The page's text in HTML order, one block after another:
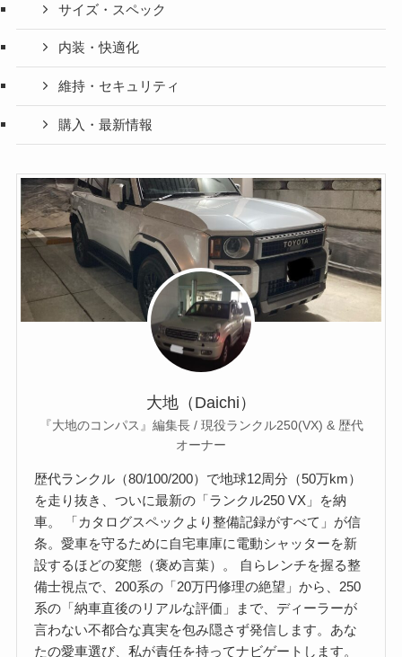
サイズ・スペック
内装・快適化
維持・セキュリティ
購入・最新情報
大地（Daichi）
『大地のコンパス』編集長 / 現役ランクル250(VX) & 歴代
オーナー
歴代ランクル（80/100/200）で地球12周分（50万km）
を走り抜き、ついに最新の「ランクル250 VX」を納
車。 「カタログスペックより整備記録がすべて」が信
条。愛車を守るために自宅車庫に電動シャッターを新
設するほどの変態（褒め言葉）。 自らレンチを握る整
備士視点で、200系の「20万円修理の絶望」から、250
系の「納車直後のリアルな評価」まで、ディーラーが
言わない不都合な真実を包み隠さず発信します。あな
たの愛車選び、私が責任を持ってナビゲートします。